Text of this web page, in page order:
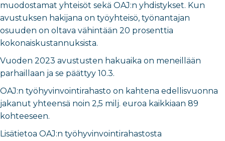
muodostamat yhteisöt sekä OAJ:n yhdistykset. Kun
avustuksen hakijana on työyhteisö, työnantajan
osuuden on oltava vähintään 20 prosenttia
kokonaiskustannuksista.
Vuoden 2023 avustusten hakuaika on meneillään
parhaillaan ja se päättyy 10.3.
OAJ:n työhyvinvointirahasto on kahtena edellisvuonna
jakanut yhteensä noin 2,5 milj. euroa kaikkiaan 89
kohteeseen.
Lisätietoa OAJ:n työhyvinvointirahastosta